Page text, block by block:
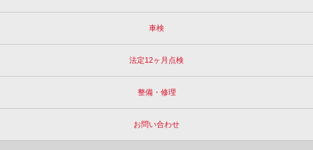
車検
法定12ヶ月点検
整備・修理
お問い合わせ